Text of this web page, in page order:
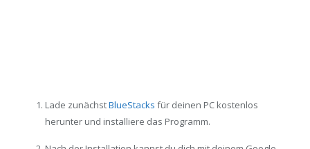
Lade zunächstBlueStacks für deinen PC kostenlos
herunter und installiere das Programm.